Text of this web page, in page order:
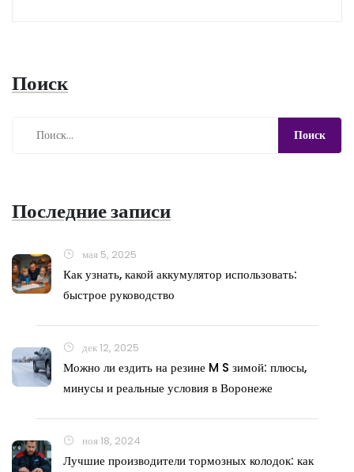
Поиск
Последние записи
мая 5, 2025
Как узнать, какой аккумулятор использовать:
быстрое руководство
дек 12, 2025
Можно ли ездить на резине M S зимой: плюсы,
минусы и реальные условия в Воронеже
ноя 18, 2024
Лучшие производители тормозных колодок: как